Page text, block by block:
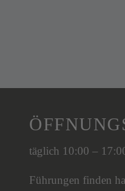
täglich 10:00 –
Führungen finden